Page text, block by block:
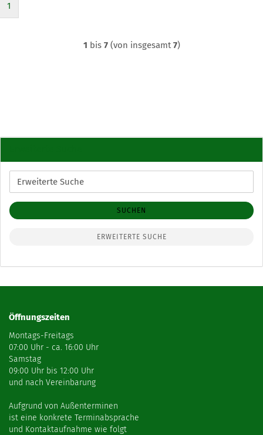
1
1 bis 7(von insgesamt7)
Erweiterte
Suche
SUCHEN
ERWEITERTE SUCHE
Öffnungszeiten
Montags-Freitags
07:00 Uhr - ca. 16:00 Uhr
Samstag
09:00 Uhr bis 12:00 Uhr
und nach Vereinbarung
Aufgrund von Außenterminen
ist eine konkrete Terminabsprache
und Kontaktaufnahme wie folgt